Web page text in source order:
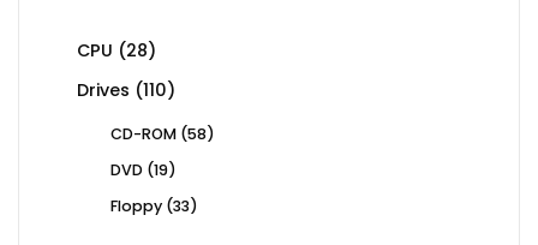
CPU 2828
Drives 110110
CD-ROM 5858
DVD 1919
Floppy 3333